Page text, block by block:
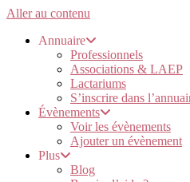
Aller au contenu
Annuaire
Professionnels
Associations & LAEP
Lactariums
S’inscrire dans
Évènements
Voir les évènements
Ajouter un évènement
Plus
Blog